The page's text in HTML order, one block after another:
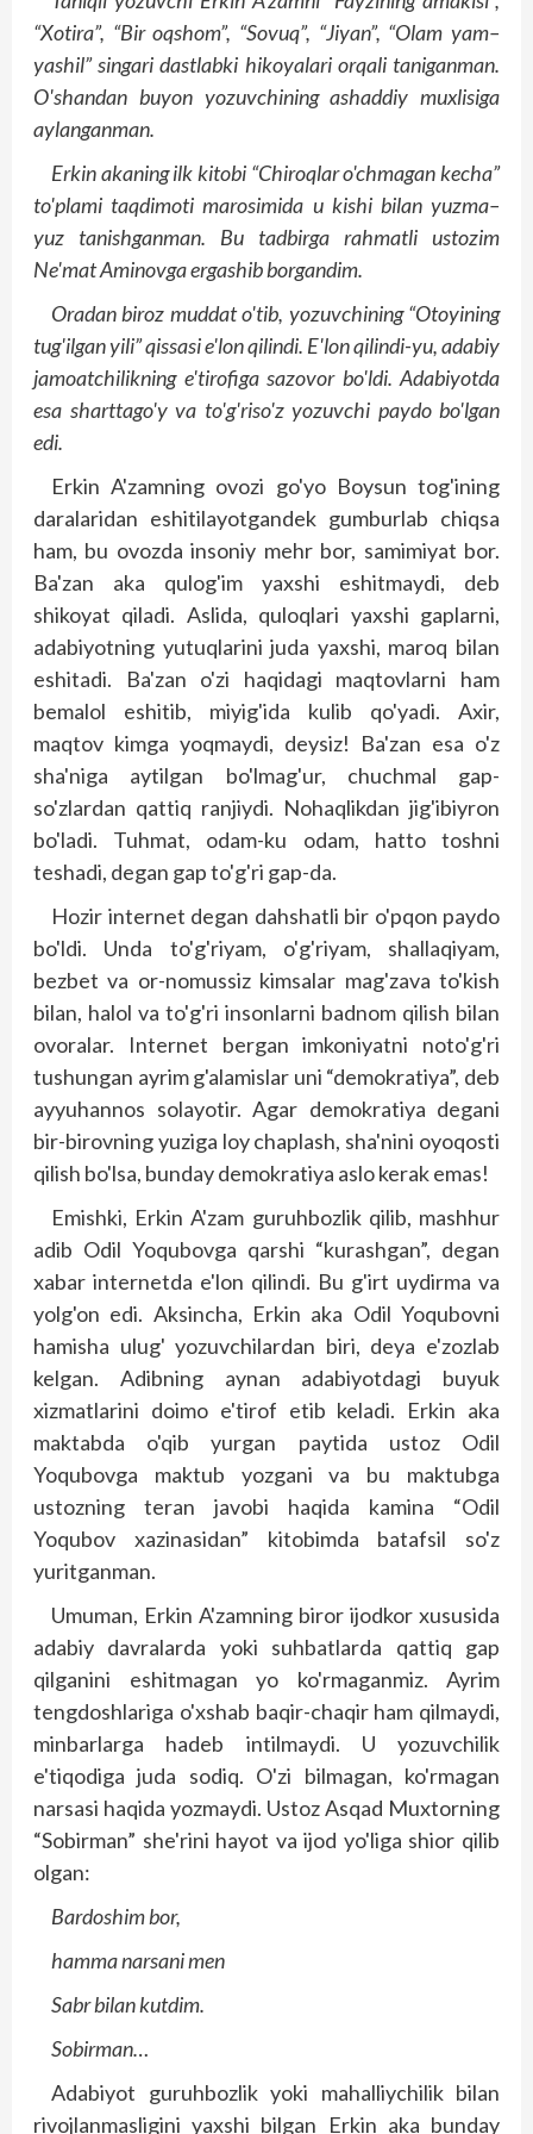
“Xotira”, “Bir oqshom”, “Sovuq”, “Jiyan”, “Olam yam–
yashil”singari dastlabki hikoyalari orqali taniganman.
O'shandan buyon yozuvchining ashaddiy muxlisiga
aylanganman.
Erkinakaningilk kitobi “Chiroqlaro'chmagan kecha”
to'plami taqdimoti marosimida u kishi bilan yuzma–
yuz tanishganman. Bu tadbirga rahmatli ustozim
Ne'mat Aminovga ergashib borgandim.
Oradan biroz muddat o'tib, yozuvchining “Otoyining
tug'ilgan yili” qissasi e'lon qilindi. E'lon qilindi-yu, adabiy
jamoatchilikning e'tirofiga sazovor bo'ldi. Adabiyotda
esa sharttago'y va to'g'riso'z yozuvchi paydo bo'lgan
edi.
Erkin A'zamning ovozi go'yo Boysun tog'ining
daralaridan eshitilayotgandek gumburlab chiq­sa
ham, bu ovozda insoniy mehr bor, samimiyat bor.
Ba'zan aka qulog'im yaxshi eshitmaydi, deb
shikoyat qiladi. Aslida, quloqlari yaxshi gaplarni,
adabiyotning yutuqlarini juda yaxshi, maroq bilan
eshitadi. Ba'zan o'zi haqidagi maqtovlarni ham
bemalol eshitib, miyig'ida kulib qo'yadi. Axir,
maqtov kimga yoqmaydi, deysiz! Ba'zan esa o'z
sha'niga aytilgan bo'lmag'ur, chuchmal gap-
so'zlardan qattiq ranjiydi. Nohaqlikdan jig'ibiyron
bo'ladi. Tuhmat, odam-ku odam, hatto toshni
teshadi, degan gap to'g'ri gap-da.
Hozir internet degan dahshatli bir o'pqon paydo
bo'ldi. Unda to'g'riyam, o'g'riyam, shallaqiyam,
bezbet va or-nomussiz kimsalar mag'zava to'kish
bilan, halol va to'g'ri insonlarni badnom qilish bilan
ovoralar. Internet bergan imkoniyatni noto'g'ri
tushungan ayrim g'alamislar uni “demokratiya”, deb
ayyuhannos solayotir. Agar demokratiya degani
bir-birovning yuziga loy chaplash, sha'nini oyoqosti
qilish bo'lsa, bunday demokratiya aslo kerak emas!
Emishki, Erkin A'zam guruhbozlik qilib, mashhur
adib Odil Yoqubovga qarshi “kurashgan”, degan
xabar internetda e'lon qilindi. Bu g'irt uydirma va
yolg'on edi. Aksincha, Erkin aka Odil Yoqubovni
hamisha ulug' yozuvchilardan biri, deya e'zoz­lab
kelgan. Adibning aynan adabiyotdagi buyuk
xizmatlarini doimo e'tirof etib keladi. Erkin aka
maktabda o'qib yurgan paytida ustoz Odil
Yoqubovga maktub yozgani va bu maktubga
ustozning teran javobi haqida kamina “Odil
Yoqubov xazinasidan” kitobimda batafsil so'z
yuritganman.
Umuman, Erkin A'zamning biror ijodkor xususida
adabiy davralarda yoki suhbatlarda qattiq gap
qilganini eshitmagan yo ko'rmaganmiz. Ayrim
tengdoshlariga o'xshab baqir-chaqir ham qilmaydi,
minbarlarga hadeb intilmaydi. U yozuvchilik
e'tiqodiga juda sodiq. O'zi bilmagan, ko'rmagan
narsasi haqida yozmaydi. Ustoz Asqad Muxtorning
“Sobirman” she'rini hayot va ijod yo'liga shior qilib
olgan:
Bardoshim bor,
hamma narsani men
Sabr bilan kutdim.
Sobirman…
Adabiyot guruhbozlik yoki mahalliychilik bilan
rivojlanmasligini yaxshi bilgan Erkin aka bunday